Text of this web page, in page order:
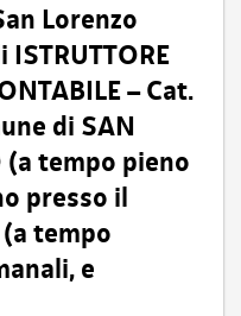
Lorenzo
– Cat.
di SAN
(a tempo pieno
presso il
tempo
e